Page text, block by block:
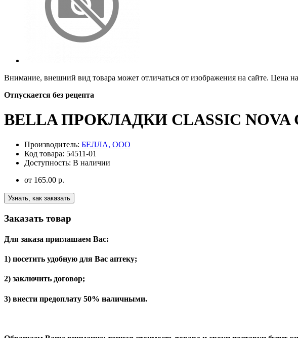
Внимание, внешний вид товара может отличаться от изображения на сайте. Цена
Отпускается без рецепта
BELLA ПРОКЛАДКИ CLASSIC NOVA
Производитель: БЕЛЛА, ООО
Код товара: 54511-01
Доступность: В наличии
от 165.00 р.
Узнать, как заказать
Заказать товар
Для заказа приглашаем Вас:
1) посетить удобную для Вас аптеку;
2) заключить договор;
3) внести предоплату 50% наличными.